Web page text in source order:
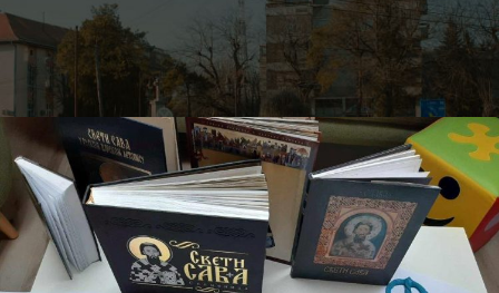
ПЕРЕЦЕ ОД ГЛИНЕ У СУСРЕТ
ПРАЗНОВАЊУ ШКОЛСКЕ СЛАВЕ
Општина КовинOn 24. januar 2024.